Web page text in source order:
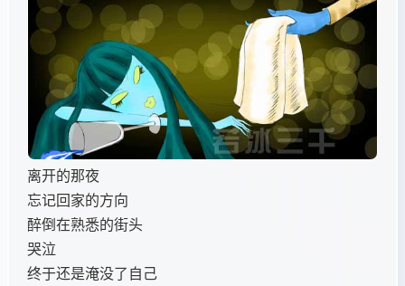
离开的那夜
忘记回家的方向
醉倒在熟悉的街头
哭泣
终于还是淹没了自己